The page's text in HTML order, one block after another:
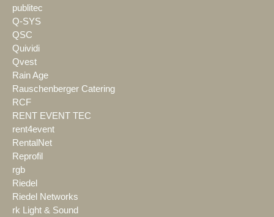
publitec
Q-SYS
QSC
Quividi
Qvest
Rain Age
Rauschenberger Catering
RCF
RENT EVENT TEC
rent4event
RentalNet
Reprofil
rgb
Riedel
Riedel Networks
rk Light & Sound